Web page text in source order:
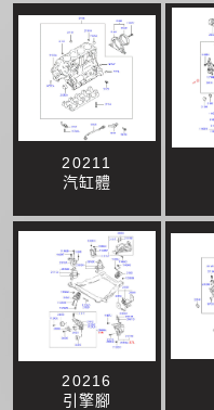
20211
汽缸體
20216
引擎腳